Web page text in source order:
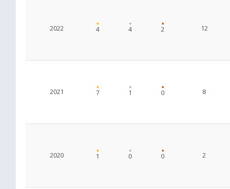
2022 4 4 2 12
2021 7 1 0 8
2020 1 0 0 2